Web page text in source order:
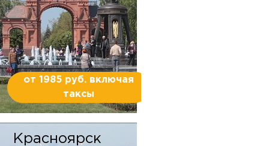
от 1985 руб. включая
таксы
Красноярск